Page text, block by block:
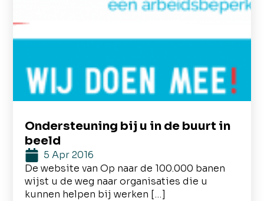
Ondersteuning bij u in de buurt in
beeld
5 Apr 2016
De website van Op naar de 100.000 banen
wijst u de weg naar organisaties die u
kunnen helpen bij werken […]